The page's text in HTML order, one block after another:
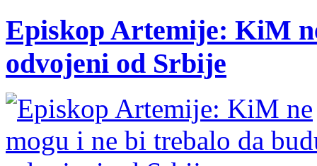
Episkop Artemije: KiM
odvojeni od Srbije